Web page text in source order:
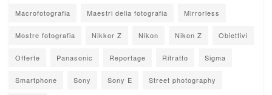
Macrofotografia Maestri della fotografia Mirrorless
Mostre fotografia Nikkor Z Nikon Nikon Z Obiettivi
Offerte Panasonic Reportage Ritratto Sigma
Smartphone Sony Sony E Street photography